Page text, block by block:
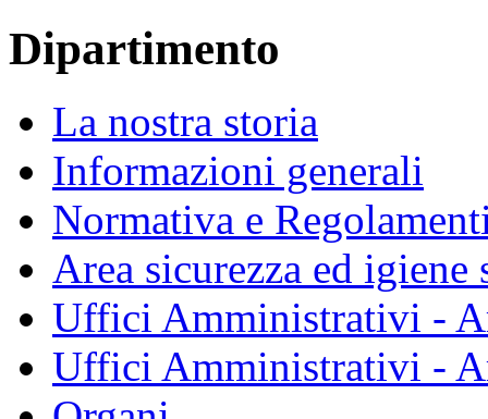
Dipartimento
La nostra storia
Informazioni generali
Normativa e
Area sicurezza ed igiene
Uffici Amministrativi -
Uffici Amministrativi -